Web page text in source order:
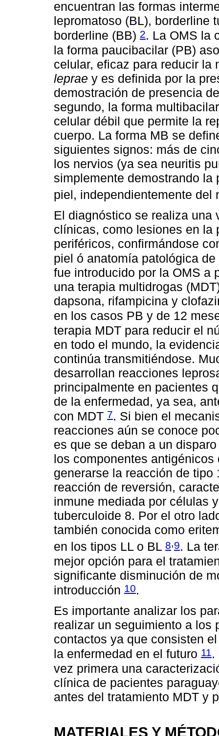
encuentran las formas
lepromatoso (BL), borderline
borderline (BB) 2. La OMS la
la forma paucibacilar (PB)
celular, eficaz para reducir
leprae y es definida por la
demostración de presencia
segundo, la forma
celular débil que permite la
cuerpo. La forma MB se
siguientes signos: más de
los nervios (ya sea neuritis
simplemente demostrando
piel, independientemente
El diagnóstico se realiza
clínicas, como lesiones en la
periféricos, confirmándose
piel ó anatomía patológica
fue introducido por la OMS a
una terapia multidrogas
dapsona, rifampicina y
en los casos PB y de 12
terapia MDT para reducir el
en todo el mundo, la
continúa transmitiéndose.
desarrollan reacciones
principalmente en pacientes
de la enfermedad, ya sea,
con MDT 7. Si bien el
reacciones aún se conoce
es que se deban a un
los componentes
generarse la reacción de
reacción de reversión,
inmune mediada por células
tuberculoide 8. Por el otro
también conocida como
en los tipos LL o BL 8,9. La
mejor opción para el
significante disminución de
introducción 10.
Es importante analizar los
realizar un seguimiento a los
contactos ya que consisten
la enfermedad en el futuro 11 .
vez primera una
clínica de pacientes
antes del tratamiento MDT y
MATERIALES Y